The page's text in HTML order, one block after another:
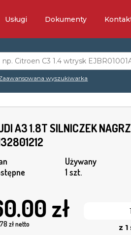
Usługi Dokumenty
wyszukiwarka
A3 1.8T SILNICZEK
Używany
1 szt.
zł
zł netto z